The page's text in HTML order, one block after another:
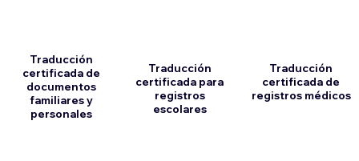
Traducción
certificada de
documentos
familiares y
personales
Traducción
certificada para
registros
escolares
Traducción
certificada de
registros médicos